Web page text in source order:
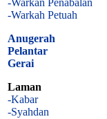
-Warkan Penabalan
-Warkah Petuah
Anugerah
Pelantar
Gerai
Laman
-Kabar
-Syahdan